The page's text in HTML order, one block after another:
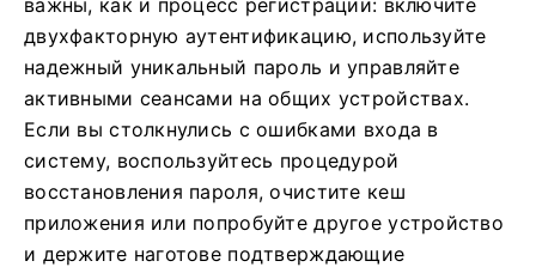
важны, как и процесс регистрации: включите
двухфакторную аутентификацию, используйте
надежный уникальный пароль и управляйте
активными сеансами на общих устройствах.
Если вы столкнулись с ошибками входа в
систему, воспользуйтесь процедурой
восстановления пароля, очистите кеш
приложения или попробуйте другое устройство
и держите наготове подтверждающие